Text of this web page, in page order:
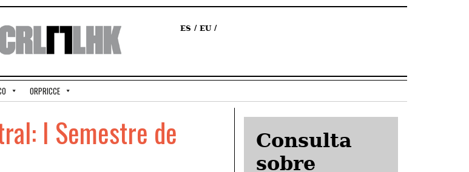
ES EU
ORPRICCE
I Semestre de
Consulta
sobre